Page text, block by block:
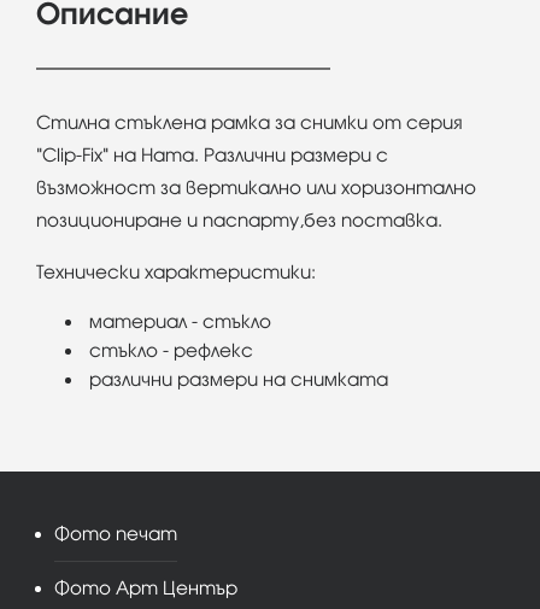
Описание
Стилна стъклена рамка за снимки от серия
"Clip-Fix" на Hama. Различни размери с
възможност за вертикално или хоризонтално
позициониране и паспарту,без поставка.
Технически характеристики:
материал - стъкло
стъкло - рефлекс
различни размери на снимката
Фото печат
Фото Арт Център